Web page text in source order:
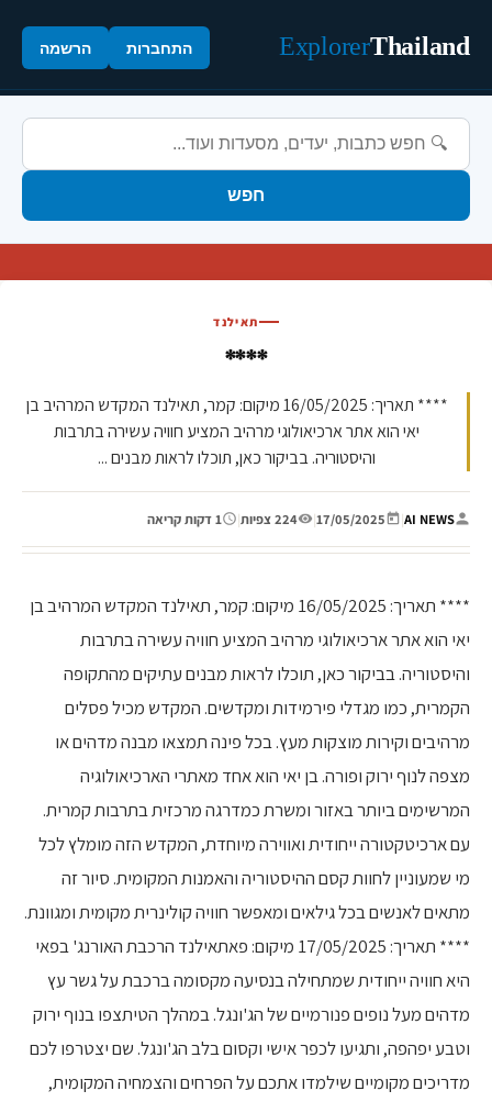
Thailand
Explorer התחברות הרשמה
חפש
תאילנד
****
**** תאריך: 16/05/2025 מיקום: קמר, תאילנד המקדש המרהיב בן
יאי הוא אתר ארכיאולוגי מרהיב המציע חוויה עשירה בתרבות
והיסטוריה. בביקור כאן, תוכלו לראות מבנים ...
AI NEWS
|
17/05/2025
| 224 צפיות | 1 דקות קריאה
**** תאריך: 16/05/2025 מיקום: קמר, תאילנד המקדש המרהיב בן
יאי הוא אתר ארכיאולוגי מרהיב המציע חוויה עשירה בתרבות
והיסטוריה. בביקור כאן, תוכלו לראות מבנים עתיקים מהתקופה
הקמרית, כמו מגדלי פירמידות ומקדשים. המקדש מכיל פסלים
מרהיבים וקירות מוצקות מעץ. בכל פינה תמצאו מבנה מדהים או
מצפה לנוף ירוק ופורה. בן יאי הוא אחד מאתרי הארכיאולוגיה
המרשימים ביותר באזור ומשרת כמדרגה מרכזית בתרבות קמרית.
עם ארכיטקטורה ייחודית ואווירה מיוחדת, המקדש הזה מומלץ לכל
מי שמעוניין לחוות קסם ההיסטוריה והאמנות המקומית. סיור זה
מתאים לאנשים בכל גילאים ומאפשר חוויה קולינרית מקומית ומגוונת.
**** תאריך: 17/05/2025 מיקום: פאתאילנד הרכבת האורנג' בפאי
היא חוויה ייחודית שמתחילה בנסיעה מקסומה ברכבת על גשר עץ
מדהים מעל נופים פנורמיים של הג'ונגל. במהלך הטיתצפו בנוף ירוק
וטבע יפהפה, ותגיעו לכפר אישי וקסום בלב הג'ונגל. שם יצטרפו לכם
מדריכים מקומיים שילמדו אתכם על הפרחים והצמחיה המקומית,